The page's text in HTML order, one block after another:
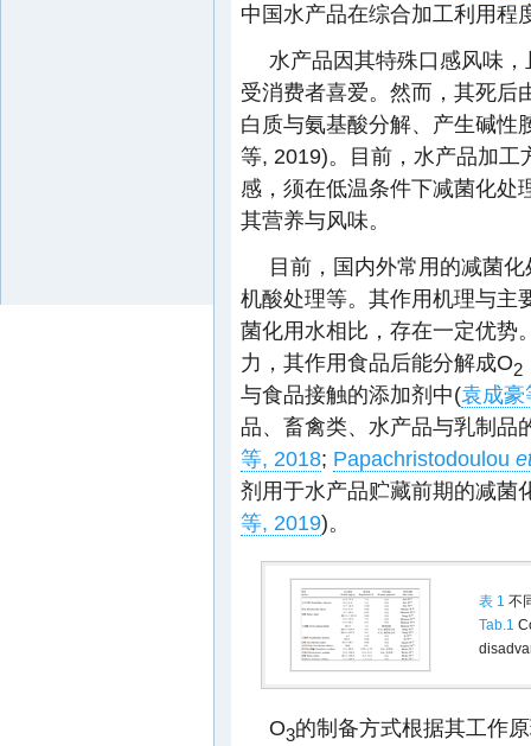
中国水产品在综合加工利用程
水产品因其特殊口感风味
受消费者喜爱。然而，其死后
白质与氨基酸分解、产生碱性
等, 2019)。目前，水产品加
感，须在低温条件下减菌化处
其营养与风味。
目前，国内外常用的减菌
机酸处理等。其作用机理与主
菌化用水相比，存在一定优势
力，其作用食品后能分解成O2
与食品接触的添加剂中(袁成
品、畜禽类、水产品与乳制品
等, 2018; Papachristodoulou
剂用于水产品贮藏前期的减菌
等, 2019)。
表 1 不
Tab.1
O3的制备方式根据其工作